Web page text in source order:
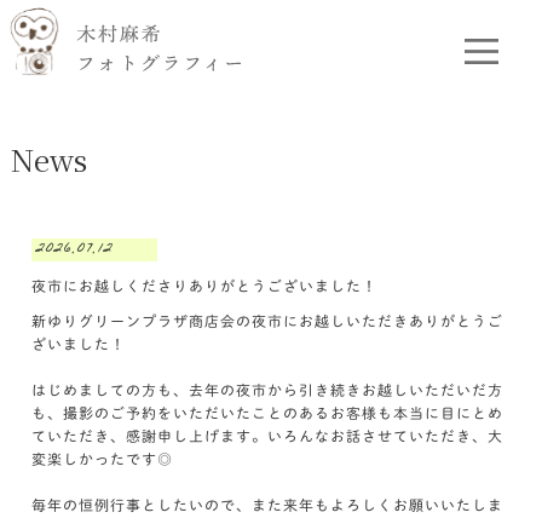
News
2026.07.12
夜市にお越しくださりありがとうございました！
新ゆりグリーンプラザ商店会の夜市にお越しいただきありがとうご
ざいました！
はじめましての方も、去年の夜市から引き続きお越しいただいだ方
も、撮影のご予約をいただいたことのあるお客様も本当に目にとめ
ていただき、感謝申し上げます。いろんなお話させていただき、大
変楽しかったです◎
毎年の恒例行事としたいので、また来年もよろしくお願いいたしま